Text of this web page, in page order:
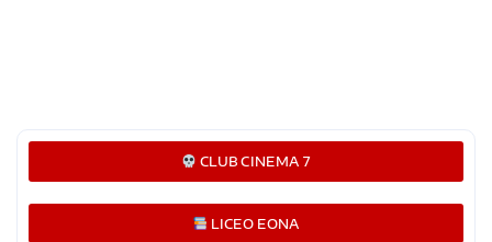
CLUB CINEMA 7
LICEO EONA